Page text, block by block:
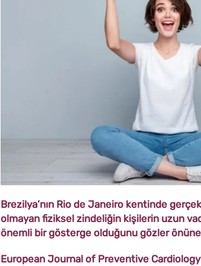
Brezilya’nın Rio de Janeiro kentinde
olmayan fiziksel zindeliğin kişilerin uzun
önemli bir gösterge olduğunu gözler
European Journal of Preventive Cardiology